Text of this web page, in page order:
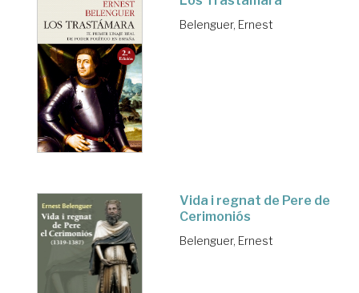
Belenguer, Ernest
Vida i regnat de Pere de
Cerimoniós
Belenguer, Ernest